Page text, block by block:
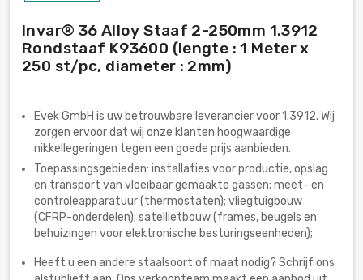
Invar® 36 Alloy Staaf 2-250mm 1.3912
Rondstaaf K93600 (lengte : 1 Meter x
250 st/pc, diameter : 2mm)
Evek GmbH is uw betrouwbare leverancier voor 1.3912. Wij
zorgen ervoor dat wij onze klanten hoogwaardige
nikkellegeringen tegen een goede prijs aanbieden.
Toepassingsgebieden: installaties voor productie, opslag
en transport van vloeibaar gemaakte gassen; meet- en
controleapparatuur (thermostaten); vliegtuigbouw
(CFRP-onderdelen); satellietbouw (frames, beugels en
behuizingen voor elektronische besturingseenheden);
Heeft u een andere staalsoort of maat nodig? Schrijf ons